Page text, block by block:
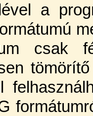
a
csak